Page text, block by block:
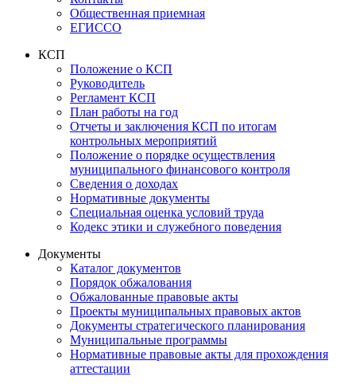
Общественная приемная
ЕГИССО
КСП
Положение о КСП
Руководитель
Регламент КСП
План работы на год
Отчеты и заключения КСП по итогам
контрольных мероприятий
Положение о порядке осуществления
муниципального финансового контроля
Сведения о доходах
Нормативные документы
Специальная оценка условий труда
Кодекс этики и служебного поведения
Документы
Каталог документов
Порядок обжалования
Обжалованные правовые акты
Проекты муниципальных правовых актов
Документы стратегического планирования
Муниципальные программы
Нормативные правовые акты для прохождения
аттестации